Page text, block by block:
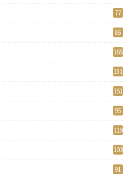
77
86
165
181
151
95
119
103
91